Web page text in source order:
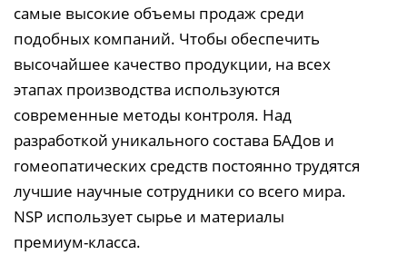
самые высокие объемы продаж среди
подобных компаний. Чтобы обеспечить
высочайшее качество продукции, на всех
этапах производства используются
современные методы контроля. Над
разработкой уникального состава БАДов и
гомеопатических средств постоянно трудятся
лучшие научные сотрудники со всего мира.
NSP использует сырье и материалы
премиум-класса.